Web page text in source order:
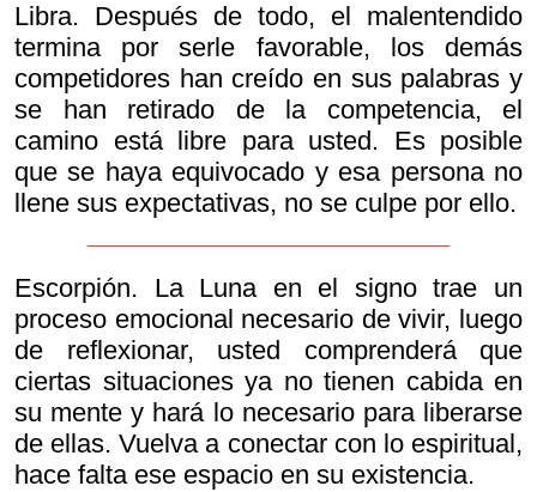
Libra. Después de todo, el malentendido
termina por serle favorable, los demás
competidores han creído en sus palabras y
se han retirado de la competencia, el
camino está libre para usted. Es posible
que se haya equivocado y esa persona no
llene sus expectativas, no se culpe por ello.
Escorpión. La Luna en el signo trae un
proceso emocional necesario de vivir, luego
de reflexionar, usted comprenderá que
ciertas situaciones ya no tienen cabida en
su mente y hará lo necesario para liberarse
de ellas. Vuelva a conectar con lo espiritual,
hace falta ese espacio en su existencia.